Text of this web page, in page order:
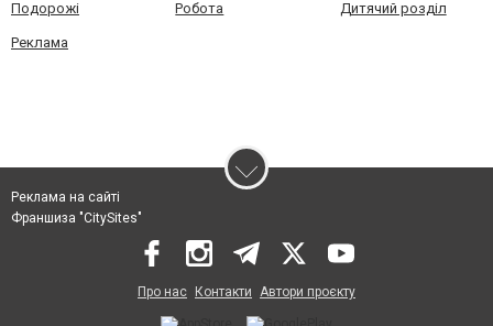
Подорожі Робота Дитячий розділ
Реклама
Реклама на сайті
Франшиза "CitySites"
Про нас Контакти Автори проєкту